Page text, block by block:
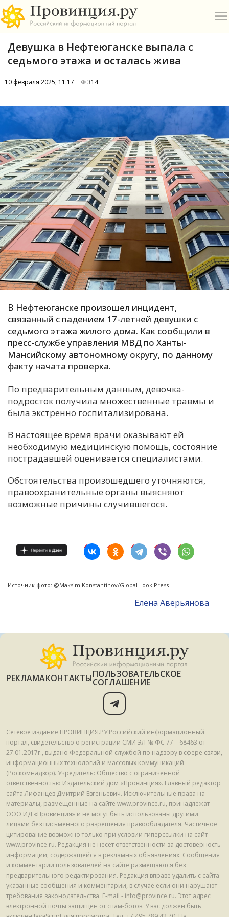
А
Б
В
Е
И
К
М
О
П
Р
У
Я
Девушка в Нефтеюганске выпала с
седьмого этажа и осталась жива
10 февраля 2025, 11:17 314
В Нефтеюганске произошел инцидент,
связанный с падением 17-летней девушки с
седьмого этажа жилого дома. Как сообщили в
пресс-службе управления МВД по Ханты-
Мансийскому автономному округу, по данному
факту начата проверка.
По предварительным данным, девочка-
подросток получила множественные травмы и
была экстренно госпитализирована.
В настоящее время врачи оказывают ей
необходимую медицинскую помощь, состояние
пострадавшей оценивается специалистами.
Обстоятельства произошедшего уточняются,
правоохранительные органы выясняют
возможные причины случившегося.
Источник фото: @Maksim Konstantinov/Global Look Press
Елена Аверьянова
РЕКЛАМАКОНТАКТЫПОЛЬЗОВАТЕЛЬСКОЕ
СОГЛАШЕНИЕ
Сетевое издание ПРОВИНЦИЯ.РУ Российский информационный
портал, свидетельство о регистрации СМИ ЭЛ № ФС 77 – 68463 от
27.01.2017г., выдано Федеральной службой по надзору в сфере связи,
информационных технологий и массовых коммуникаций
(Роскомнадзор). Учредитель: Общество с ограниченной
ответственностью Издательский дом «Провинция». Главный редактор
сайта Лифанцев Дмитрий Евгеньевич. Исключительные права на
материалы, размещенные на сайте www.province.ru, принадлежат
ООО ИД «Провинция» и не могут быть использованы другими
лицами без письменного разрешения правообладателя. Частичное
цитирование возможно только при условии гиперссылки на сайт
www.province.ru. Редакция не несет ответственности за достоверность
информации, содержащейся в рекламных объявлениях. Сообщения
и комментарии пользователей на сайте размещаются без
предварительного редактирования. Редакция вправе удалить с сайта
указанные сообщения и комментарии, в случае если они нарушают
требования законодательства. E-mail - info@province.ru. Этот адрес
электронной почты защищен от спам-ботов. У вас должен быть